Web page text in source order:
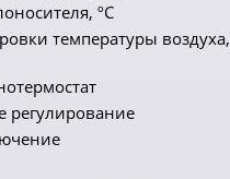
ºC
температуры воздуха,
регулирование